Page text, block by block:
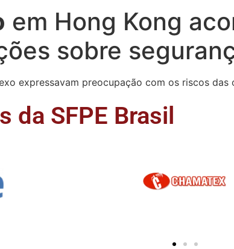
em Hong Kong
sobre
expressavam preocupação com os riscos das
da SFPE Brasil